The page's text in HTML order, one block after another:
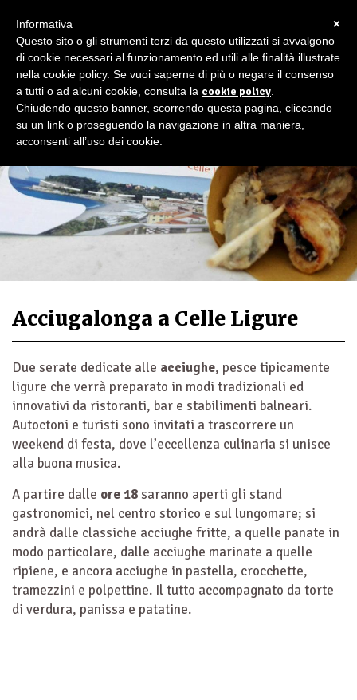
Acciugalonga a Celle Ligure
Due serate dedicate alle acciughe, pesce tipicamente
ligure che verrà preparato in modi tradizionali ed
innovativi da ristoranti, bar e stabilimenti balneari.
Autoctoni e turisti sono invitati a trascorrere un
weekend di festa, dove l’eccellenza culinaria si unisce
alla buona musica.
A partire dalle ore 18 saranno aperti gli stand
gastronomici, nel centro storico e sul lungomare; si
andrà dalle classiche acciughe fritte, a quelle panate in
modo particolare, dalle acciughe marinate a quelle
ripiene, e ancora acciughe in pastella, crocchette,
tramezzini e polpettine. Il tutto accompagnato da torte
di verdura, panissa e patatine.
×
Informativa
Questo sito o gli strumenti terzi da questo utilizzati si avvalgono
di cookie necessari al funzionamento ed utili alle finalità illustrate
nella cookie policy. Se vuoi saperne di più o negare il consenso
a tutti o ad alcuni cookie, consulta la cookie policy
Chiudendo questo banner, scorrendo questa pagina, cliccando
su un link o proseguendo la navigazione in altra maniera,
acconsenti all’uso dei cookie.